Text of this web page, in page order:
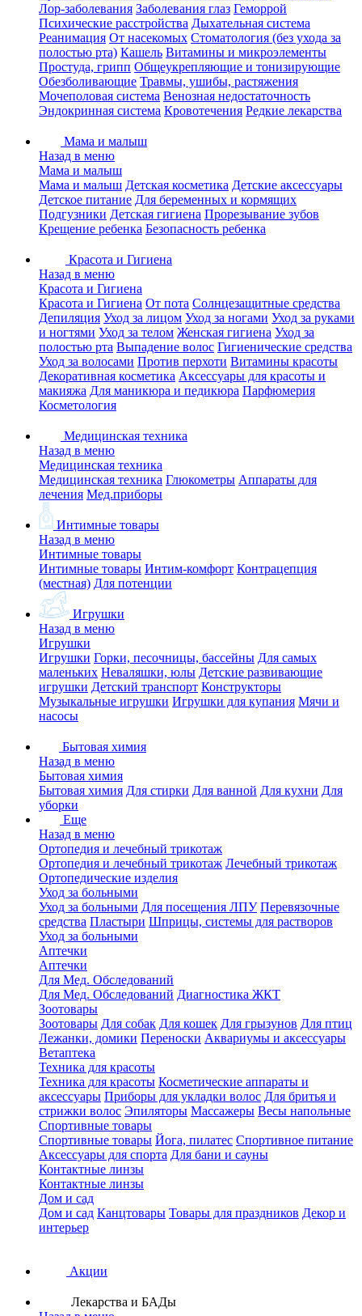
Лор-заболевания Заболевания глаз Геморрой
Психические расстройства Дыхательная система
Реанимация От насекомых Стоматология (без ухода за
полостью рта) Кашель Витамины и микроэлементы
Простуда, грипп Общеукрепляющие и тонизирующие
Обезболивающие Травмы, ушибы, растяжения
Мочеполовая система Венозная недостаточность
Эндокринная система Кровотечения Редкие лекарства
Мама и малыш
Назад в меню
Мама и малыш
Мама и малыш Детская косметика Детские аксессуары
Детское питание Для беременных и кормящих
Подгузники Детская гигиена Прорезывание зубов
Крещение ребенка Безопасность ребенка
Красота и Гигиена
Назад в меню
Красота и Гигиена
Красота и Гигиена От пота Солнцезащитные средства
Депиляция Уход за лицом Уход за ногами Уход за руками
и ногтями Уход за телом Женская гигиена Уход за
полостью рта Выпадение волос Гигиенические средства
Уход за волосами Против перхоти Витамины красоты
Декоративная косметика Аксессуары для красоты и
макияжа Для маникюра и педикюра Парфюмерия
Косметология
Медицинская техника
Назад в меню
Медицинская техника
Медицинская техника Глюкометры Аппараты для
лечения Мед.приборы
Интимные товары
Назад в меню
Интимные товары
Интимные товары Интим-комфорт Контрацепция
(местная) Для потенции
Игрушки
Назад в меню
Игрушки
Игрушки Горки, песочницы, бассейны Для самых
маленьких Неваляшки, юлы Детские развивающие
игрушки Детский транспорт Конструкторы
Музыкальные игрушки Игрушки для купания Мячи и
насосы
Бытовая химия
Назад в меню
Бытовая химия
Бытовая химия Для стирки Для ванной Для кухни Для
уборки
Еще
Назад в меню
Ортопедия и лечебный трикотаж
Ортопедия и лечебный трикотаж Лечебный трикотаж
Ортопедические изделия
Уход за больными
Уход за больными Для посещения ЛПУ Перевязочные
средства Пластыри Шприцы, системы для растворов
Уход за больными
Аптечки
Аптечки
Для Мед. Обследований
Для Мед. Обследований Диагностика ЖКТ
Зоотовары
Зоотовары Для собак Для кошек Для грызунов Для птиц
Лежанки, домики Переноски Аквариумы и аксессуары
Ветаптека
Техника для красоты
Техника для красоты Косметические аппараты и
аксессуары Приборы для укладки волос Для бритья и
стрижки волос Эпиляторы Массажеры Весы напольные
Спортивные товары
Спортивные товары Йога, пилатес Спортивное питание
Аксессуары для спорта Для бани и сауны
Контактные линзы
Контактные линзы
Дом и сад
Дом и сад Канцтовары Товары для праздников Декор и
интерьер
Акции
Лекарства и БАДы